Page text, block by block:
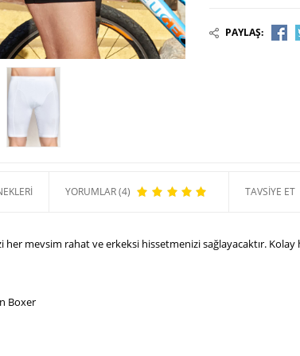
Boxer
189,99 TL
Berrak 4480 Erkek Boxer
163,99 TL
PAYLAŞ:
YORUMLAR (4) TAVSIYE ET
mevsim rahat ve erkeksi hissetmenizi sağlayacaktır.
Boxer